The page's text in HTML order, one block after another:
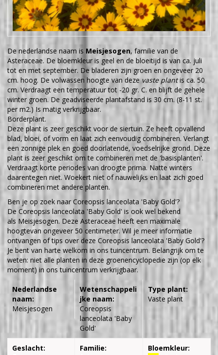
De nederlandse naam is Meisjesogen, familie van de
Asteraceae. De bloemkleur is geel en de bloeitijd is van ca. juli
tot en met september. De bladeren zijn groen en ongeveer 20
cm. hoog. De volwassen hoogte van dezevaste plantis ca. 50
cm. Verdraagt een temperatuur tot -20 gr. C. en blijft de gehele
winter groen. De geadviseerde plantafstand is 30 cm. (8-11 st.
per m2.) Is matig verkrijgbaar.
Borderplant.
Deze plant is zeer geschikt voor de siertuin. Ze heeft opvallend
blad, bloei, of vorm en laat zich eenvoudig combineren. Verlangt
een zonnige plek en goed doorlatende, voedselrijke grond. Deze
plant is zeer geschikt om te combineren met de 'basisplanten'.
Verdraagt korte periodes van droogte prima. Natte winters
daarentegen niet. Woekert niet of nauwelijks en laat zich goed
combineren met andere planten.
Ben je op zoek naar Coreopsis lanceolata 'Baby Gold'?
De Coreopsis lanceolata 'Baby Gold' is ook wel bekend
als Meisjesogen. Deze Asteraceae heeft een maximale
hoogtevan ongeveer 50 centimeter. Wil je meer informatie
ontvangen of tips over deze Coreopsis lanceolata 'Baby Gold'?
Je bent van harte welkom in ons tuincentrum. Belangrijk om te
weten: niet alle planten in deze groenencyclopedie zijn (op elk
moment) in ons tuincentrum verkrijgbaar.
Nederlandse
naam:
Meisjesogen
Wetenschappeli
jke naam:
Coreopsis
lanceolata 'Baby
Gold'
Type plant:
Vaste plant
Geslacht:
Familie:
Bloemkleur: